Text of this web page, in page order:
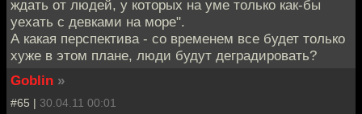
ждать от людей, у которых на уме только как-бы
уехать с девками на море".
А какая перспектива - со временем все будет только
хуже в этом плане, люди будут деградировать?
Goblin »
#65 | 30.04.11 00:01